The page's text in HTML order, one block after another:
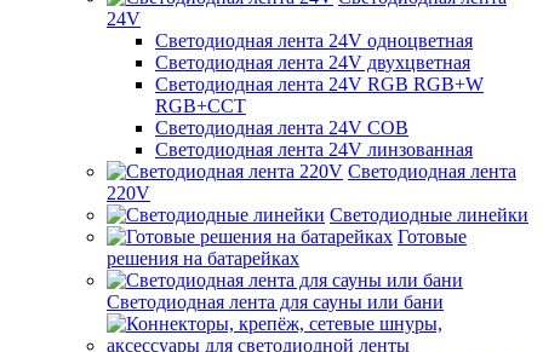
24V
Светодиодная лента 24V одноцветная
Светодиодная лента 24V двухцветная
Светодиодная лента 24V RGB RGB+W
RGB+CCT
Светодиодная лента 24V COB
Светодиодная лента 24V линзованная
Светодиодная лента
220V
Светодиодные линейки
Готовые
решения на батарейках
Светодиодная лента для сауны или бани